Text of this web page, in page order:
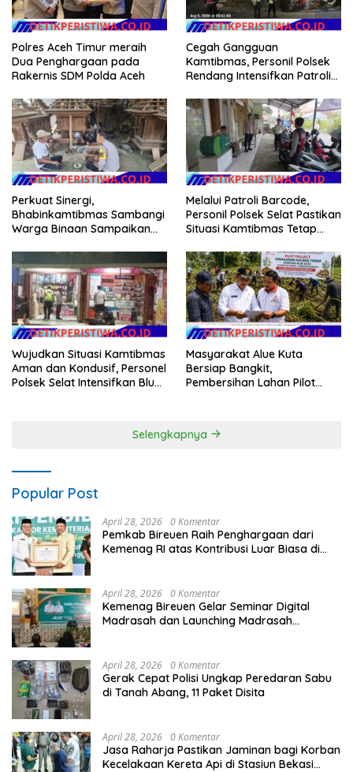
Polres Aceh Timur meraih
Dua Penghargaan pada
Rakernis SDM Polda Aceh
Cegah Gangguan
Kamtibmas, Personil Polsek
Rendang Intensifkan Patroli
Perkuat Sinergi,
Bhabinkamtibmas Sambangi
Warga Binaan Sampaikan
Melalui Patroli Barcode,
Personil Polsek Selat Pastikan
Situasi Kamtibmas Tetap
Wujudkan Situasi Kamtibmas
Aman dan Kondusif, Personel
Polsek Selat Intensifkan Blue
Masyarakat Alue Kuta
Bersiap Bangkit,
Pembersihan Lahan Pilot
Selengkapnya
Popular Post
April 28, 2026 0 Komentar
Pemkab Bireuen Raih Penghargaan dari
Kemenag RI atas Kontribusi Luar Biasa di
April 28, 2026 0 Komentar
Kemenag Bireuen Gelar Seminar Digital
Madrasah dan Launching Madrasah
April 28, 2026 0 Komentar
Gerak Cepat Polisi Ungkap Peredaran Sabu
di Tanah Abang, 11 Paket Disita
April 28, 2026 0 Komentar
Jasa Raharja Pastikan Jaminan bagi Korban
Kecelakaan Kereta Api di Stasiun Bekasi